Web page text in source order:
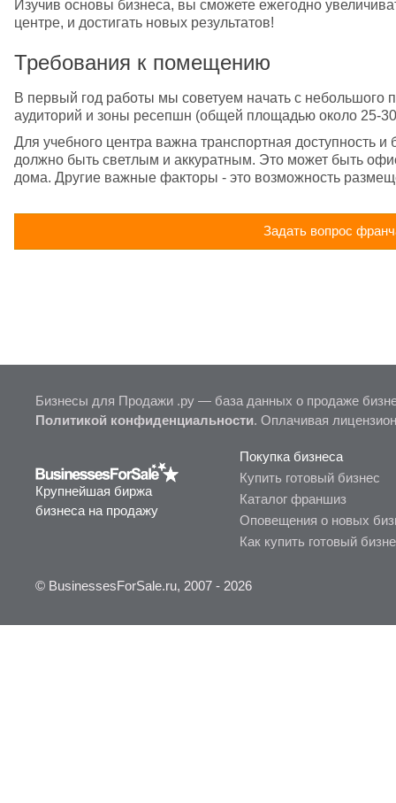
Изучив основы бизнеса, вы сможете ежегодно
центре, и достигать новых результатов!
Требования к помещению
В первый год работы мы советуем начать с небольшого
аудиторий и зоны ресепшн (общей площадью около 25-
Для учебного центра важна транспортная доступность
должно быть светлым и аккуратным. Это может быть
дома. Другие важные факторы - это возможность
Задать вопрос
Бизнесы для Продажи .ру — база данных о продаже
Политикой конфиденциальности. Оплачивая
Крупнейшая биржа
бизнеса на продажу
Покупка бизнеса
Купить готовый бизнес
Каталог франшиз
Оповещения о новых
Как купить готовый
© BusinessesForSale.ru, 2007 - 2026